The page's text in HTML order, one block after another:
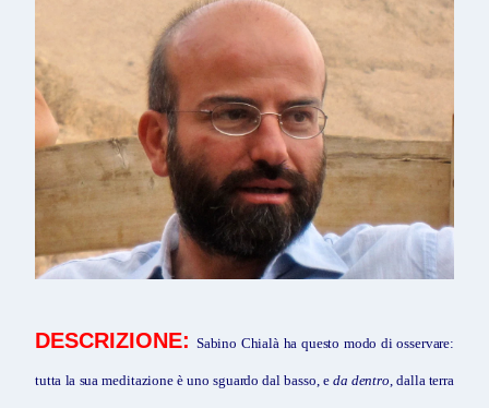
DESCRIZIONE: Sabino Chialà ha questo modo di osservare:
tutta la sua meditazione è uno sguardo dal basso, e da dentro, dalla terra